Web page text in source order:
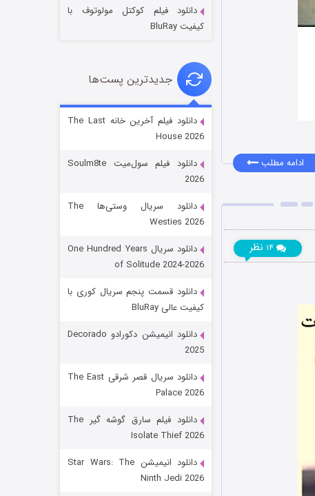
ادامه مطلب
۱۴ نظر
قسمت
رویایی برای تو
قسمت
دانلود فیلم کوکتل مولوتوف با
کیفیت BluRay
جدیدترین پست‌ها
دانلود فیلم آخرین خانه The Last
House 2026
دانلود فیلم سول‌میت Soulm8te
2026
دانلود سریال وستی‌ها The
Westies 2026
دانلود سریال One Hundred Years
of Solitude 2024-2026
دانلود قسمت پنجم سریال کوری با
کیفیت عالی BluRay
دانلود انیمیشن دکورادو Decorado
2025
دانلود سریال قصر شرقی The East
Palace 2026
دانلود فیلم سارق گوشه گیر The
Isolate Thief 2026
دانلود انیمیشن Star Wars: The
Ninth Jedi 2026